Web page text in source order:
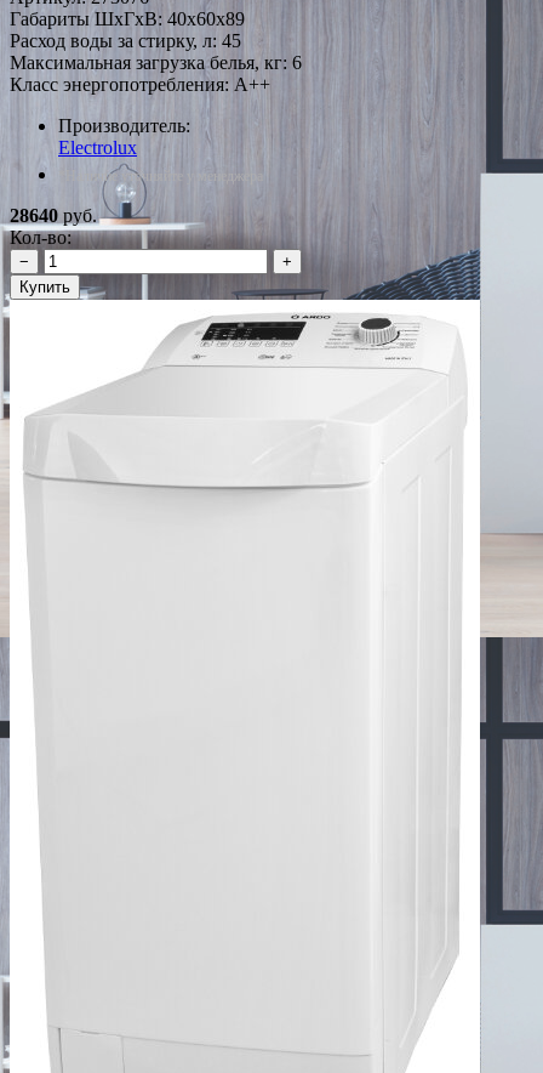
Габариты ШxГxВ: 40x60x89
Расход воды за стирку, л: 45
Максимальная загрузка белья, кг: 6
Класс энергопотребления: A++
Производитель:
Electrolux
*Наличие уточняйте у менеджера
28640 руб.
Кол-во:
−
+
Купить